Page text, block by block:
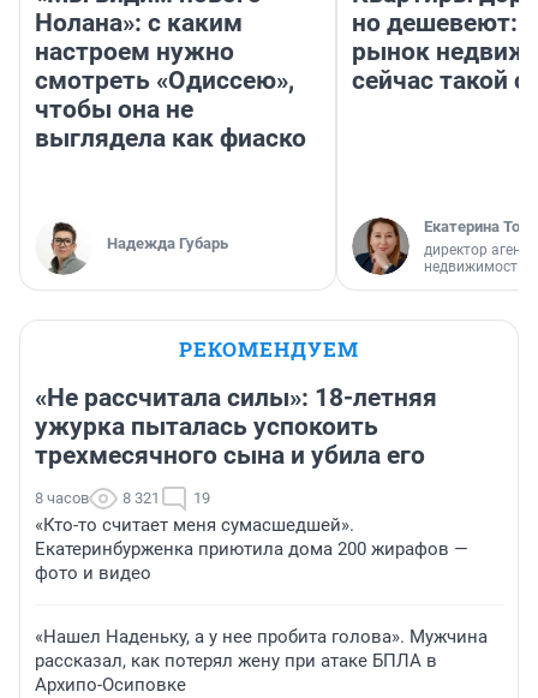
Нолана»: с каким
настроем нужно
смотреть «Одиссею»,
чтобы она не
выглядела как фиаско
Надежда Губарь
но дешевеют:
рынок
сейчас такой
Екатерина
директор
недвижимости
РЕКОМЕНДУЕМ
«Не рассчитала силы»: 18-летняя
ужурка пыталась успокоить
трехмесячного сына и убила его
8 часов 8 321 19
«Кто-то считает меня сумасшедшей».
Екатеринбурженка приютила дома 200 жирафов —
фото и видео
«Нашел Наденьку, а у нее пробита голова». Мужчина
рассказал, как потерял жену при атаке БПЛА в
Архипо-Осиповке